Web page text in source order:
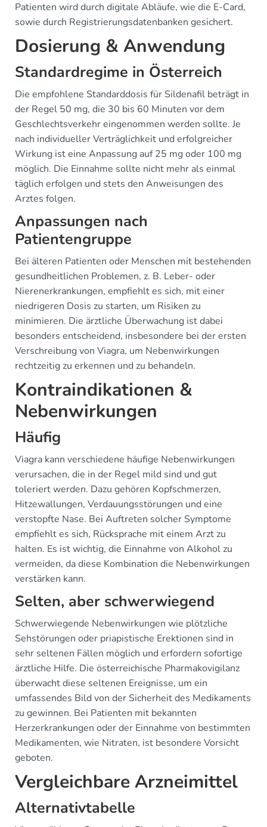
Patienten wird durch digitale Abläufe, wie die E-Card,
sowie durch Registrierungsdatenbanken gesichert.
Dosierung & Anwendung
Standardregime in Österreich
Die empfohlene Standarddosis für Sildenafil beträgt in
der Regel 50 mg, die 30 bis 60 Minuten vor dem
Geschlechtsverkehr eingenommen werden sollte. Je
nach individueller Verträglichkeit und erfolgreicher
Wirkung ist eine Anpassung auf 25 mg oder 100 mg
möglich. Die Einnahme sollte nicht mehr als einmal
täglich erfolgen und stets den Anweisungen des
Arztes folgen.
Anpassungen nach
Patientengruppe
Bei älteren Patienten oder Menschen mit bestehenden
gesundheitlichen Problemen, z. B. Leber- oder
Nierenerkrankungen, empfiehlt es sich, mit einer
niedrigeren Dosis zu starten, um Risiken zu
minimieren. Die ärztliche Überwachung ist dabei
besonders entscheidend, insbesondere bei der ersten
Verschreibung von Viagra, um Nebenwirkungen
rechtzeitig zu erkennen und zu behandeln.
Kontraindikationen &
Nebenwirkungen
Häufig
Viagra kann verschiedene häufige Nebenwirkungen
verursachen, die in der Regel mild sind und gut
toleriert werden. Dazu gehören Kopfschmerzen,
Hitzewallungen, Verdauungsstörungen und eine
verstopfte Nase. Bei Auftreten solcher Symptome
empfiehlt es sich, Rücksprache mit einem Arzt zu
halten. Es ist wichtig, die Einnahme von Alkohol zu
vermeiden, da diese Kombination die Nebenwirkungen
verstärken kann.
Selten, aber schwerwiegend
Schwerwiegende Nebenwirkungen wie plötzliche
Sehstörungen oder priapistische Erektionen sind in
sehr seltenen Fällen möglich und erfordern sofortige
ärztliche Hilfe. Die österreichische Pharmakovigilanz
überwacht diese seltenen Ereignisse, um ein
umfassendes Bild von der Sicherheit des Medikaments
zu gewinnen. Bei Patienten mit bekannten
Herzerkrankungen oder der Einnahme von bestimmten
Medikamenten, wie Nitraten, ist besondere Vorsicht
geboten.
Vergleichbare Arzneimittel
Alternativtabelle